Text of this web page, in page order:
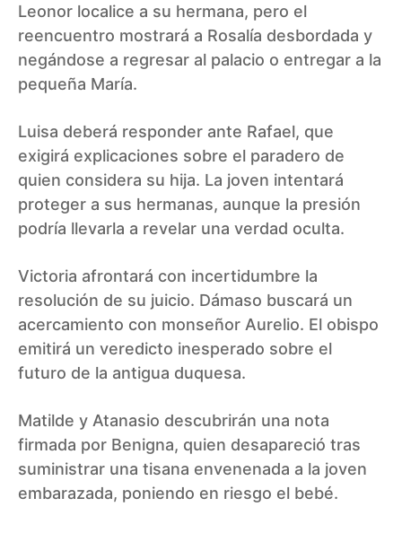
Leonor localice a su hermana, pero el
reencuentro mostrará a Rosalía desbordada y
negándose a regresar al palacio o entregar a la
pequeña María.
Luisa deberá responder ante Rafael, que
exigirá explicaciones sobre el paradero de
quien considera su hija. La joven intentará
proteger a sus hermanas, aunque la presión
podría llevarla a revelar una verdad oculta.
Victoria afrontará con incertidumbre la
resolución de su juicio. Dámaso buscará un
acercamiento con monseñor Aurelio. El obispo
emitirá un veredicto inesperado sobre el
futuro de la antigua duquesa.
Matilde y Atanasio descubrirán una nota
firmada por Benigna, quien desapareció tras
suministrar una tisana envenenada a la joven
embarazada, poniendo en riesgo el bebé.